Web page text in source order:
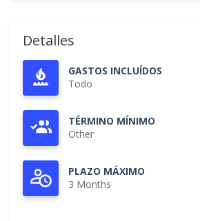
Detalles
GASTOS INCLUÍDOS
Todo
TÉRMINO MÍNIMO
Other
PLAZO MÁXIMO
3 Months